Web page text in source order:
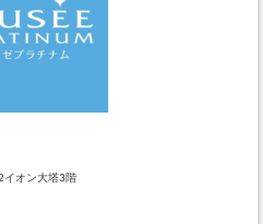
イオン大塔3階